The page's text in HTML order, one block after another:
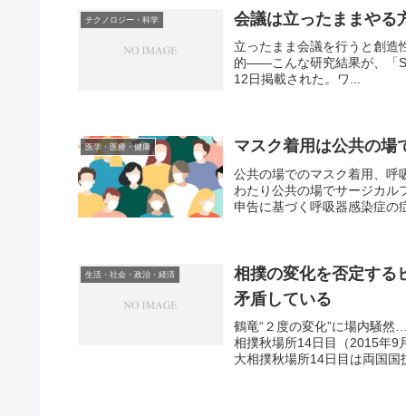
テクノロジー・科学 会議は立ったままやる
立ったまま会議を行うと創造
的――こんな研究結果が、「
12日掲載された。ワ...
医学・医療・健康 マスク着用は公共の場
公共の場でのマスク着用、呼
わたり公共の場でサージカル
申告に基づく呼吸器感染症の
生活・社会・政治・経済
相撲の変化を否定する
矛盾している
鶴竜“２度の変化”に場内騒
相撲秋場所14日目（2015年9
大相撲秋場所14日目は両国